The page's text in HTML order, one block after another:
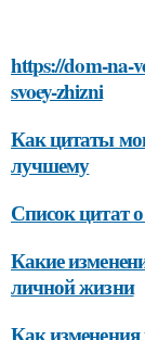
https://dom-na-
svoey-zhizni
Как цитаты
лучшему
Список цитат
Какие
личной жизни
Как